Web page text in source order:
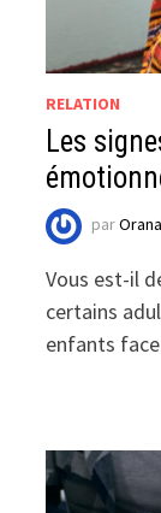
RELATION
Les
par
Vous est-il
certains
enfants